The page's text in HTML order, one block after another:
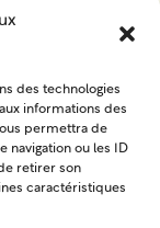
des technologies
informations des
permettra de
navigation ou les ID
retirer son
caractéristiques